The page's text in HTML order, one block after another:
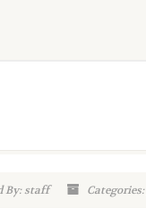
By: staff Categories: